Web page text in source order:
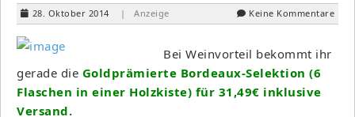
28. Oktober 2014 | Anzeige Keine Kommentare
Bei Weinvorteil bekommt ihr
gerade die Goldprämierte Bordeaux-Selektion (6
Flaschen in einer Holzkiste) für 31,49€ inklusive
Versand.